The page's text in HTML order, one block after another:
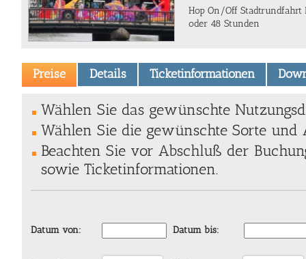
Hop On/Off
oder 48 Stunden
Preise Details Ticketinformationen
Wählen Sie das gewünschte
Wählen Sie die gewünschte Sorte und
Beachten Sie vor Abschluß der
sowie Ticketinformationen.
Datum von: Datum bis: